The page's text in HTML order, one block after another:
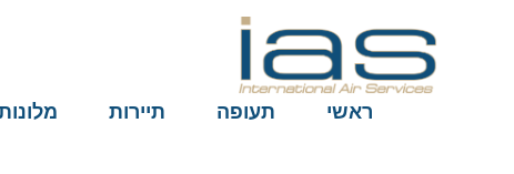
ראשי תעופה תיירות מלונות